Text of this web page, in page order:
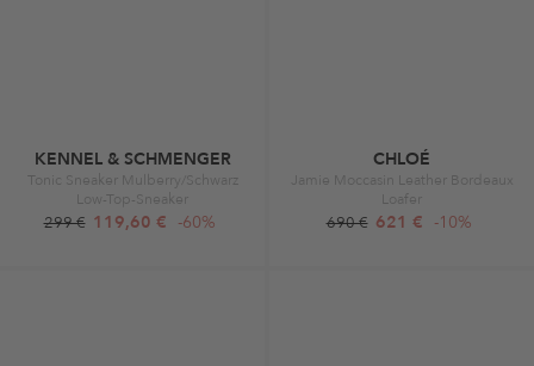
KENNEL & SCHMENGER
Tonic Sneaker Mulberry/Schwarz
Low-Top-Sneaker
299 € 119,60 € -60%
CHLOÉ
Jamie Moccasin Leather Bordeaux
Loafer
690 € 621 € -10%